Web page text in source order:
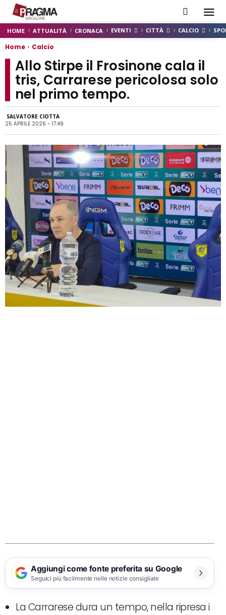
HOME ATTUALITÀ CRONACA EVENTI CITTÀ CALCIO
Home Calcio
Allo Stirpe il Frosinone cala il
tris, Carrarese pericolosa solo
nel primo tempo.
SALVATORE CIOTTA
25 APRILE 2026 - 17:49
Aggiungi come fonte preferita su Google
Seguici più facilmente nelle notizie consigliate
La Carrarese dura un tempo, nella ripresa i